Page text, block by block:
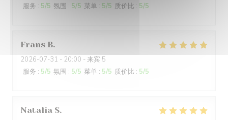
服务 : 5/5 氛围 : 5/5 菜单 : 5/5 质价比 : 5/5
Frans B
2026-07-31 - 20:00 - 来宾 5
服务 : 5/5 氛围 : 5/5 菜单 : 5/5 质价比 : 5/5
Natalia S